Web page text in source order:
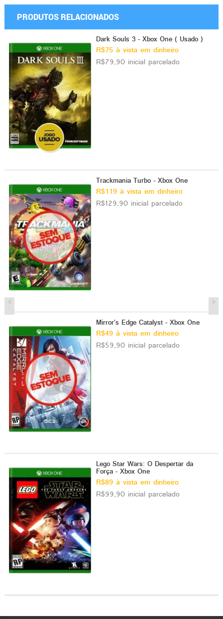
PRODUTOS RELACIONADOS
Dark Souls 3 - Xbox One ( Usado )
R$75 à vista em dinheiro
R$79,90 inicial parcelado
Trackmania Turbo - Xbox One
R$119 à vista em dinheiro
R$129,90 inicial parcelado
Mirror's Edge Catalyst - Xbox One
R$49 à vista em dinheiro
R$59,90 inicial parcelado
Lego Star Wars: O Despertar da
Força - Xbox One
R$89 à vista em dinheiro
R$99,90 inicial parcelado